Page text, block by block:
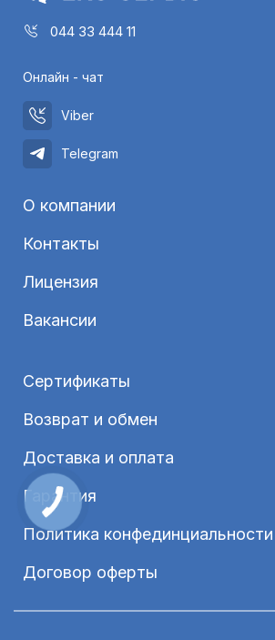
044 33 444 11
Онлайн - чат
Viber
Telegram
О компании
Контакты
Лицензия
Вакансии
Сертификаты
Возврат и обмен
Доставка и оплата
Гарантия
Политика конфединциальности
Договор оферты